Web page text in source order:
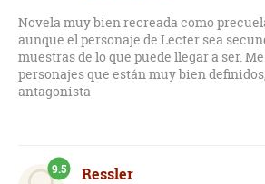
Novela muy bien recreada como
aunque el personaje de Lecter sea
muestras de lo que puede llegar a ser.
personajes que están muy bien
antagonista
Ressler
9.5